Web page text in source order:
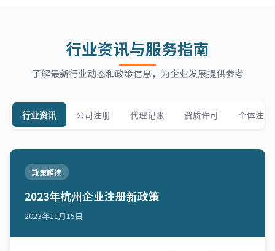
行业资讯与服务指南
了解最新行业动态和政策信息，为企业发展提供参考
行业资讯 公司注册 代理记账 资质许可 个体注册
政策解读
2023年杭州企业注册新政策
2023年11月15日